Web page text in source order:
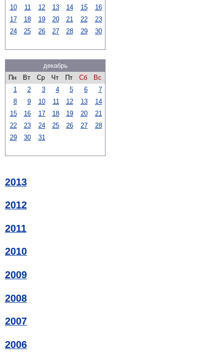
10
11 12 13 14 15
16
17
18 19 20 21 22
23
24
25 26 27 28 29 30
декабрь
Пн
Вт Ср Чт Пт Сб
Вс
1
2 3 4 5 6
7
8
9 10 11 12 13
14
15
16 17 18 19 20
21
22
23 24 25 26 27
28
29
30 31
2013
2012
2011
2010
2009
2008
2007
2006